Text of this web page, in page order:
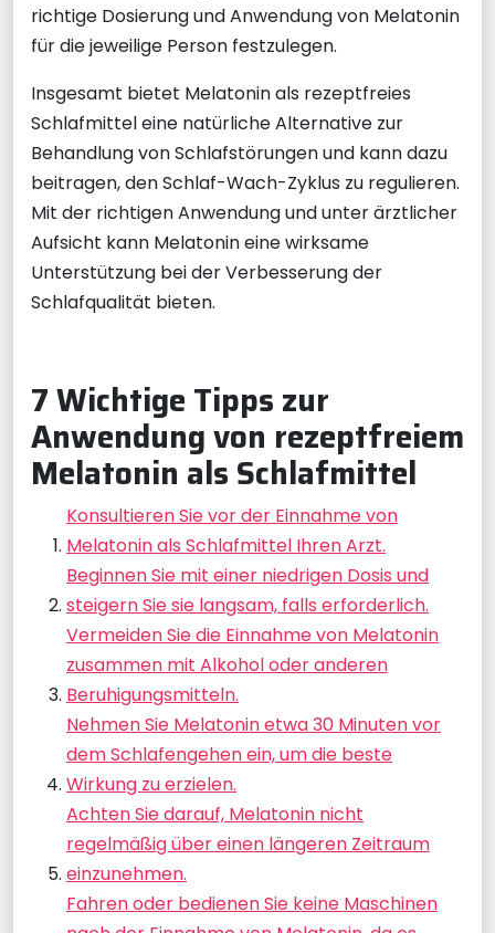
richtige Dosierung und Anwendung von Melatonin
für die jeweilige Person festzulegen.
Insgesamt bietet Melatonin als rezeptfreies
Schlafmittel eine natürliche Alternative zur
Behandlung von Schlafstörungen und kann dazu
beitragen, den Schlaf-Wach-Zyklus zu regulieren.
Mit der richtigen Anwendung und unter ärztlicher
Aufsicht kann Melatonin eine wirksame
Unterstützung bei der Verbesserung der
Schlafqualität bieten.
7 Wichtige Tipps zur
Anwendung von rezeptfreiem
Melatonin als Schlafmittel
Konsultieren Sie vor der Einnahme von
Melatonin als Schlafmittel Ihren Arzt.
Beginnen Sie mit einer niedrigen Dosis und
steigern Sie sie langsam, falls erforderlich.
Vermeiden Sie die Einnahme von Melatonin
zusammen mit Alkohol oder anderen
Beruhigungsmitteln.
Nehmen Sie Melatonin etwa 30 Minuten vor
dem Schlafengehen ein, um die beste
Wirkung zu erzielen.
Achten Sie darauf, Melatonin nicht
regelmäßig über einen längeren Zeitraum
einzunehmen.
Fahren oder bedienen Sie keine Maschinen